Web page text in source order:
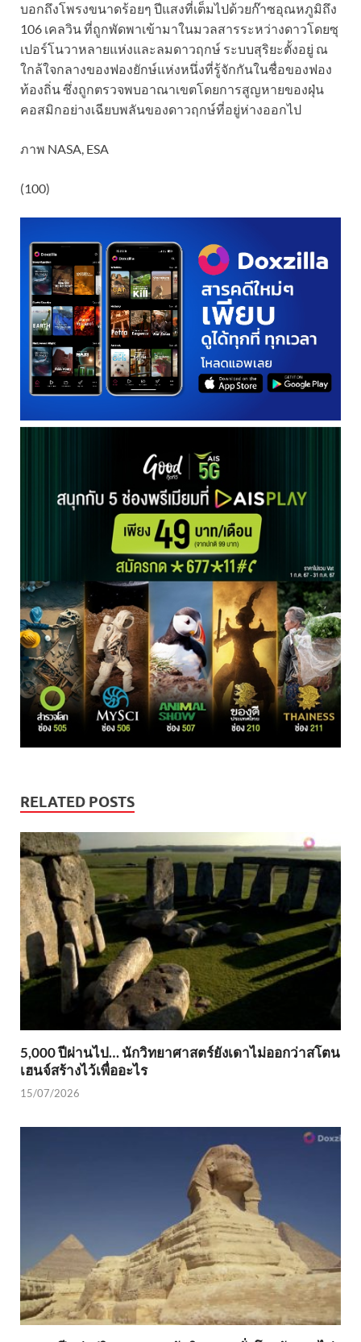
บอกถึงโพรงขนาดร้อยๆ ปีแสงที่เต็มไปด้วยก๊าซอุณหภูมิถึง
106 เคลวิน ที่ถูกพัดพาเข้ามาในมวลสารระหว่างดาวโดยซุ
เปอร์โนวาหลายแห่งและลมดาวฤกษ์ ระบบสุริยะตั้งอยู่ ณ
ใกล้ใจกลางของฟองยักษ์แห่งหนึ่งที่รู้จักกันในชื่อของฟอง
ท้องถิ่น ซึ่งถูกตรวจพบอาณาเขตโดยการสูญหายของฝุ่น
คอสมิกอย่างเฉียบพลันของดาวฤกษ์ที่อยู่ห่างออกไป
ภาพ NASA, ESA
(100)
RELATED POSTS
5,000 ปีผ่านไป… นักวิทยาศาสตร์ยังเดาไม่ออกว่าสโตน
เฮนจ์สร้างไว้เพื่ออะไร
15/07/2026